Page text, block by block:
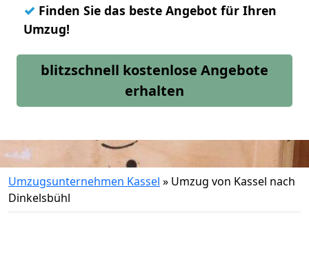
✓ Finden Sie das beste Angebot für Ihren
Umzug!
blitzschnell kostenlose Angebote
erhalten
Umzugsunternehmen Kassel » Umzug von Kassel nach
Dinkelsbühl